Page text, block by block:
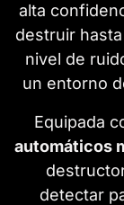
alta
destruir hasta
nivel de
un entorno
Equipada
automáticos
detectar